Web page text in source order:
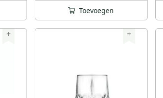
Toevoegen
+ +